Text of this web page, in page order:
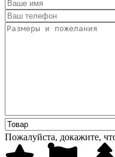
Пожалуйста, докажите,